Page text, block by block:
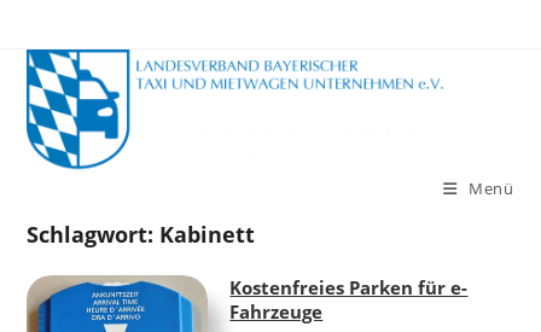
Inhalt
springen
Menü
Schlagwort: Kabinett
Kostenfreies Parken für e-
Fahrzeuge